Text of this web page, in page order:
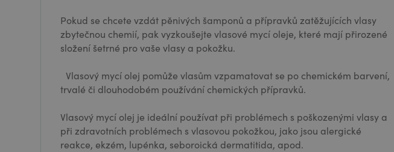
Pokud se chcete vzdát pěnivých šamponů a přípravků zatěžujících vlasy
zbytečnou chemií, pak vyzkoušejte vlasové mycí oleje, které mají přirozené
složení šetrné pro vaše vlasy a pokožku.
Vlasový mycí olej pomůže vlasům vzpamatovat se po chemickém barvení,
trvalé či dlouhodobém používání chemických přípravků.
Vlasový mycí olej je ideální používat při problémech s poškozenými vlasy a
při zdravotních problémech s vlasovou pokožkou, jako jsou alergické
reakce, ekzém, lupénka, seboroická dermatitida, apod.